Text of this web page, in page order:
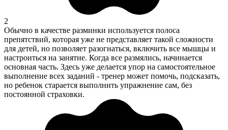
2
Обычно в качестве разминки используется полоса
препятствий, которая уже не представляет такой сложности
для детей, но позволяет разогнаться, включить все мышцы и
настроиться на занятие. Когда все размялись, начинается
основная часть. Здесь уже делается упор на самостоятельное
выполнение всех заданий - тренер может помочь, подсказать,
но ребенок старается выполнить упражнение сам, без
постоянной страховки.